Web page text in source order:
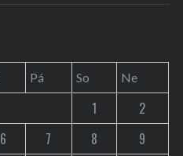
Pá So Ne
1
2
6 7 8
9